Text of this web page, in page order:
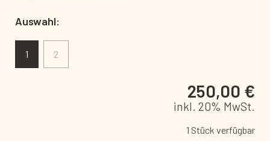
Auswahl:
1 2
250,00 €
inkl. 20% MwSt.
1 Stück verfügbar